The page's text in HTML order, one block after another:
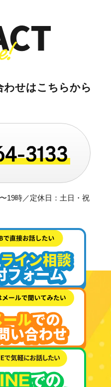
わせはこちらから
19時／定休日：土日・祝